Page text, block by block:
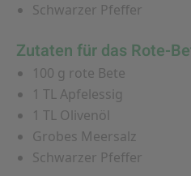
Schwarzer Pfeffer
Zutaten für das Rote-
100 g rote Bete
1 TL Apfelessig
1 TL Olivenöl
Grobes Meersalz
Schwarzer Pfeffer